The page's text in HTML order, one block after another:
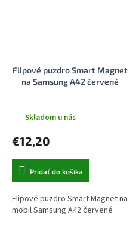
Flipové puzdro Smart Magnet
na Samsung A42 červené
Skladom u nás
€12,20
Pridať do košíka
Flipové puzdro Smart Magnet na
mobil Samsung A42 červené